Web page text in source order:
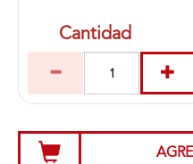
Cantidad